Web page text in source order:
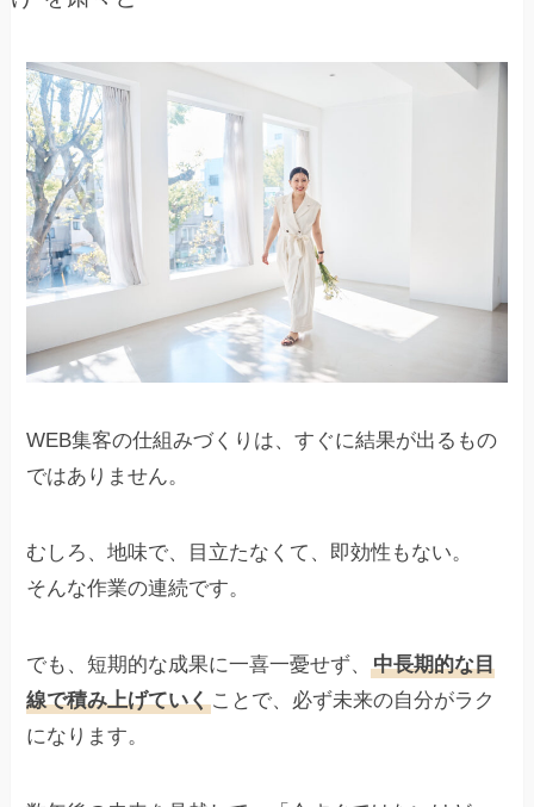
WEB集客の仕組みづくりは、すぐに結果が出るもの
ではありません。
むしろ、地味で、目立たなくて、即効性もない。
そんな作業の連続です。
でも、短期的な成果に一喜一憂せず、中長期的な目
線で積み上げていくことで、必ず未来の自分がラク
になります。